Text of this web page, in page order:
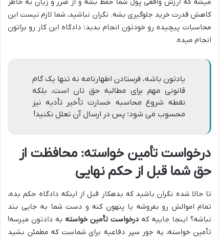
میشه که ارزش واقعی پول شما حفظ بشه و از ضرر و زیان به خاطر
کاهش قدرت خرید جلوگیری بشه. نگران نباشید، شما لازم نیست این
محاسبات پیچیده رو خودتون انجام بدید؛ دادگاه این کار رو براتون
انجام میده.
یادتون باشه، فرستادن اظهارنامه نه تنها یک گام
قانونی مهم برای مطالبه حق تان است، بلکه
نقطه شروع محاسبه خسارت تأخیر تأدیه نیز
محسوب می شود؛ پس در ارسال آن تعلل نکنید!
درخواست تأمین خواسته: محافظت از
حق شما قبل از حکم نهایی
تا حالا شده نگران باشید که بدهکار قبل از اینکه دادگاه حکم بده،
تمام اموالش رو بفروشه یا پنهون کنه و دست شما به جایی بند
نباشه؟ اینجا جاییه که درخواست تأمین خواسته به دادتون میرسه!
تأمین خواسته، یه جور سپر دفاعیه برای شماست که مطمئن بشید